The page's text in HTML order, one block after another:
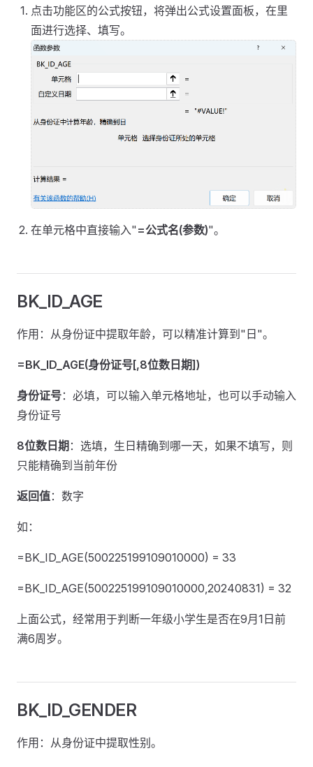
点击功能区的公式按钮，将弹出公式设置面板，在里
面进行选择、填写。
在单元格中直接输入" =公式名(参数)"。
BK_ID_AGE
作用：从身份证中提取年龄，可以精准计算到"日"。
=BK_ID_AGE(身份证号[,8位数日期])
身份证号：必填，可以输入单元格地址，也可以手动输入
身份证号
8位数日期：选填，生日精确到哪一天，如果不填写，则
只能精确到当前年份
返回值：数字
如：
=BK_ID_AGE(500225199109010000) = 33
=BK_ID_AGE(500225199109010000,20240831) = 32
上面公式，经常用于判断一年级小学生是否在9月1日前
满6周岁。
BK_ID_GENDER
作用：从身份证中提取性别。